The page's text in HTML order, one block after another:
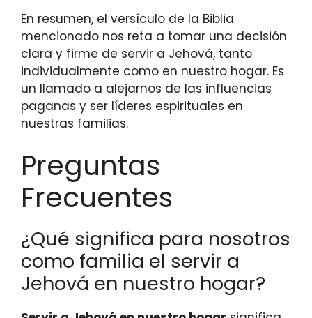
En resumen, el versículo de la Biblia
mencionado nos reta a tomar una decisión
clara y firme de servir a Jehová, tanto
individualmente como en nuestro hogar. Es
un llamado a alejarnos de las influencias
paganas y ser líderes espirituales en
nuestras familias.
Preguntas
Frecuentes
¿Qué significa para nosotros
como familia el servir a
Jehová en nuestro hogar?